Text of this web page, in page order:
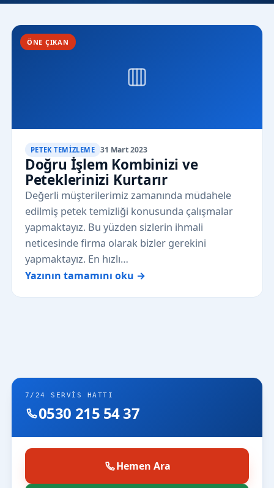
ÖNE ÇIKAN
PETEK TEMIZLEME 31 Mart 2023
Doğru İşlem Kombinizi ve
Peteklerinizi Kurtarır
Değerli müşterilerimiz zamanında müdahele
edilmiş petek temizliği konusunda çalışmalar
yapmaktayız. Bu yüzden sizlerin ihmali
neticesinde firma olarak bizler gerekini
yapmaktayız. En hızlı…
Yazının tamamını oku →
7/24 SERVIS HATTI
0530 215 54 37
Hemen Ara